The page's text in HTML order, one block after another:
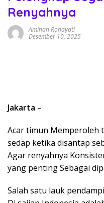
Renyahnya
Aminah Rohayati
Desember 10, 2025
Jakarta –
Acar timun Memperoleh
sedap ketika disantap
Agar renyahnya
yang penting Sebagai
Salah satu lauk